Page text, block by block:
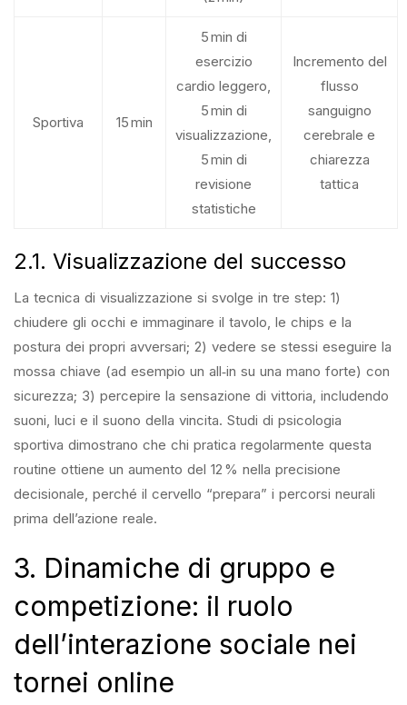
Sportiva 15 min
5 min di
esercizio
cardio leggero,
5 min di
visualizzazione,
5 min di
revisione
statistiche
Incremento del
flusso
sanguigno
cerebrale e
chiarezza
tattica
2.1. Visualizzazione del successo
La tecnica di visualizzazione si svolge in tre step: 1)
chiudere gli occhi e immaginare il tavolo, le chips e la
postura dei propri avversari; 2) vedere se stessi eseguire la
mossa chiave (ad esempio un all‑in su una mano forte) con
sicurezza; 3) percepire la sensazione di vittoria, includendo
suoni, luci e il suono della vincita. Studi di psicologia
sportiva dimostrano che chi pratica regolarmente questa
routine ottiene un aumento del 12 % nella precisione
decisionale, perché il cervello “prepara” i percorsi neurali
prima dell’azione reale.
3. Dinamiche di gruppo e
competizione: il ruolo
dell’interazione sociale nei
tornei online